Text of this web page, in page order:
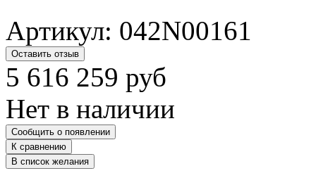
Артикул: 042N00161
Оставить отзыв
5 616 259 руб
Нет в наличии
Сообщить о появлении
К сравнению
В список желания